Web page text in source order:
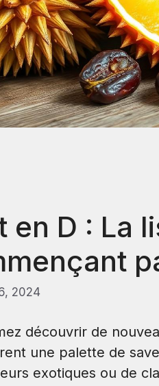
en D : La
2024
découvrir de
une palette de
exotiques ou de